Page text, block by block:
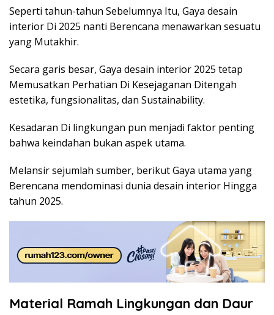
Seperti tahun-tahun Sebelumnya Itu, Gaya desain
interior Di 2025 nanti Berencana menawarkan sesuatu
yang Mutakhir.
Secara garis besar, Gaya desain interior 2025 tetap
Memusatkan Perhatian Di Kesejaganan Ditengah
estetika, fungsionalitas, dan Sustainability.
Kesadaran Di lingkungan pun menjadi faktor penting
bahwa keindahan bukan aspek utama.
Melansir sejumlah sumber, berikut Gaya utama yang
Berencana mendominasi dunia desain interior Hingga
tahun 2025.
Material Ramah Lingkungan dan Daur